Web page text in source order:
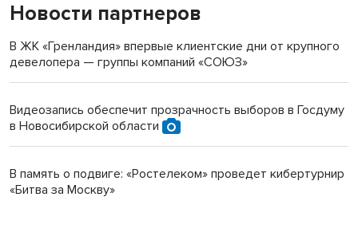
Новости партнеров
В ЖК «Гренландия» впервые клиентские дни от крупного
девелопера — группы компаний «СОЮЗ»
Видеозапись обеспечит прозрачность выборов в Госдуму
в Новосибирской области
В память о подвиге: «Ростелеком» проведет кибертурнир
«Битва за Москву»